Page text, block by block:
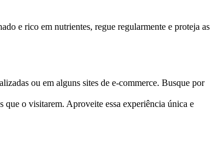
e rico em nutrientes, regue regularmente e proteja as
ou em alguns sites de e-commerce. Busque por
que o visitarem. Aproveite essa experiência única e